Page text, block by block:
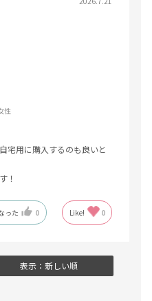
性
宅用に購入するのも良いと
！
った 0 Like! 0
表示：新しい順